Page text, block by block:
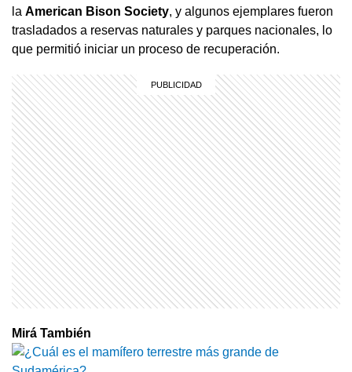
la American Bison Society, y algunos ejemplares fueron
trasladados a reservas naturales y parques nacionales, lo
que permitió iniciar un proceso de recuperación.
Mirá También